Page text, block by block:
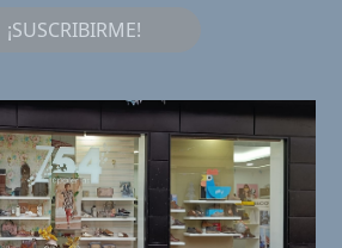
¡SUSCRIBIRME!